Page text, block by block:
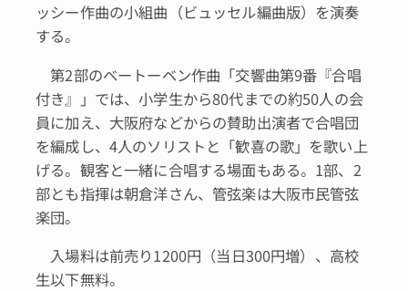
ッシー作曲の小組曲（ビュッセル編曲版）を演奏
する。
第2部のベートーベン作曲「交響曲第9番『合唱
付き』」では、小学生から80代までの約50人の会
員に加え、大阪府などからの賛助出演者で合唱団
を編成し、4人のソリストと「歓喜の歌」を歌い上
げる。観客と一緒に合唱する場面もある。1部、2
部とも指揮は朝倉洋さん、管弦楽は大阪市民管弦
楽団。
入場料は前売り1200円（当日300円増）、高校
生以下無料。